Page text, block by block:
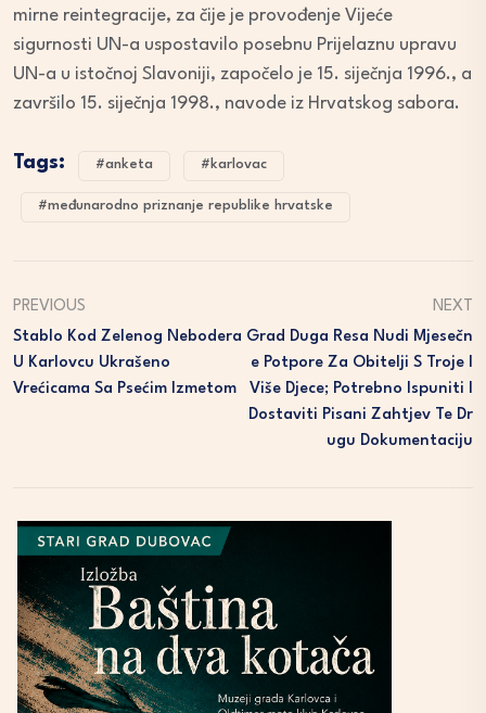
mirne reintegracije, za čije je provođenje Vijeće
sigurnosti UN-a uspostavilo posebnu Prijelaznu upravu
UN-a u istočnoj Slavoniji, započelo je 15. siječnja 1996., a
završilo 15. siječnja 1998., navode iz Hrvatskog sabora.
Tags: #anketa #karlovac
#međunarodno priznanje republike hrvatske
PREVIOUS
Stablo Kod Zelenog Nebodera
U Karlovcu Ukrašeno
Vrećicama Sa Psećim Izmetom
NEXT
Grad Duga Resa Nudi Mjesečn
E Potpore Za Obitelji S Troje I
Više Djece; Potrebno Ispuniti I
Dostaviti Pisani Zahtjev Te Dr
Ugu Dokumentaciju